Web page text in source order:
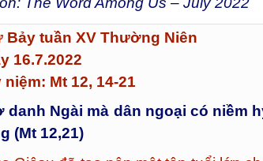
Vũ Đức Thành, SDD chuyển ngữ
The Word Among Us – July 2022
Bảy tuần XV Thường Niên
16.7.2022
niệm: Mt 12, 14-21
danh Ngài mà dân ngoại có niềm hy